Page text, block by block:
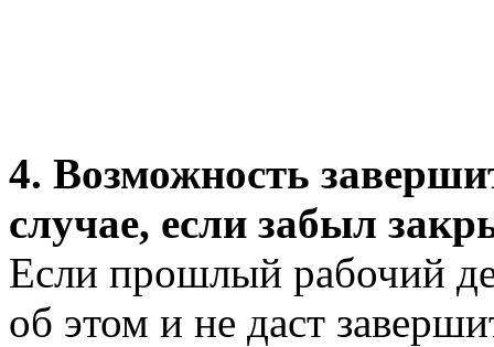
4. Возможность
случае, если забыл
Если прошлый рабочий
об этом и не даст